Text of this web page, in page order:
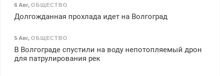
6 Авг, ОБЩЕСТВО
Долгожданная прохлада идет на Волгоград
5 Авг, ОБЩЕСТВО
В Волгограде спустили на воду непотопляемый дрон
для патрулирования рек